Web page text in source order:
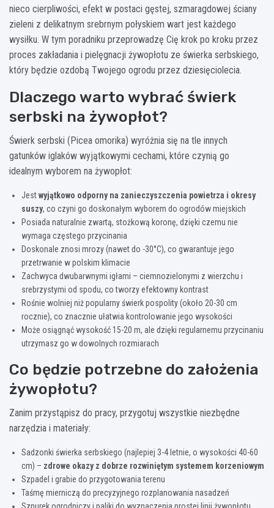
nieco cierpliwości, efekt w postaci gęstej, szmaragdowej ściany
zieleni z delikatnym srebrnym połyskiem wart jest każdego
wysiłku. W tym poradniku przeprowadzę Cię krok po kroku przez
proces zakładania i pielęgnacji żywopłotu ze świerka serbskiego,
który będzie ozdobą Twojego ogrodu przez dziesięciolecia.
Dlaczego warto wybrać świerk
serbski na żywopłot?
Świerk serbski (Picea omorika) wyróżnia się na tle innych
gatunków iglaków wyjątkowymi cechami, które czynią go
idealnym wyborem na żywopłot:
Jestwyjątkowo odporny na zanieczyszczenia powietrza i okresy
suszy, co czyni go doskonałym wyborem do ogrodów miejskich
Posiada naturalnie zwartą, stożkową koronę, dzięki czemu nie
wymaga częstego przycinania
Doskonale znosi mrozy (nawet do -30°C), co gwarantuje jego
przetrwanie w polskim klimacie
Zachwyca dwubarwnymi igłami – ciemnozielonymi z wierzchu i
srebrzystymi od spodu, co tworzy efektowny kontrast
Rośnie wolniej niż popularny świerk pospolity (około 20-30 cm
rocznie), co znacznie ułatwia kontrolowanie jego wysokości
Może osiągnąć wysokość 15-20 m, ale dzięki regularnemu przycinaniu
utrzymasz go w dowolnych rozmiarach
Co będzie potrzebne do założenia
żywopłotu?
Zanim przystąpisz do pracy, przygotuj wszystkie niezbędne
narzędzia i materiały:
Sadzonki świerka serbskiego (najlepiej 3-4 letnie, o wysokości 40-60
cm) – zdrowe okazy z dobrze rozwiniętym systemem korzeniowym
Szpadel i grabie do przygotowania terenu
Taśmę mierniczą do precyzyjnego rozplanowania nasadzeń